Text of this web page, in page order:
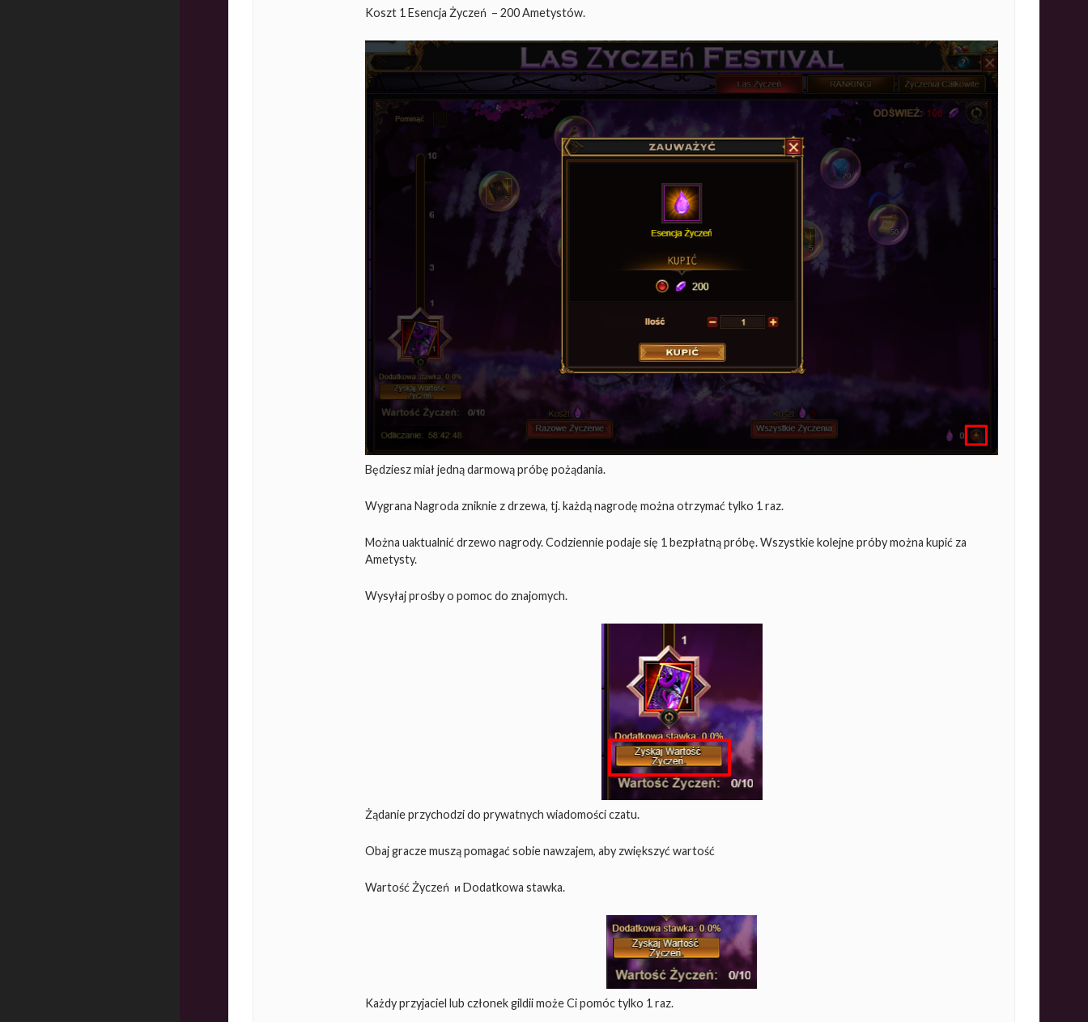
Koszt 1 Esencja Życzeń – 200 Ametystów.
Będziesz miał jedną darmową próbę pożądania.
Wygrana Nagroda zniknie z drzewa, tj. każdą nagrodę można otrzymać tylko 1 raz.
Można uaktualnić drzewo nagrody. Codziennie podaje się 1 bezpłatną próbę. Wszystkie kolejne próby można kupić za
Ametysty.
Wysyłaj prośby o pomoc do znajomych.
Żądanie przychodzi do prywatnych wiadomości czatu.
Obaj gracze muszą pomagać sobie nawzajem, aby zwiększyć wartość
Wartość Życzeń и Dodatkowa stawka.
Każdy przyjaciel lub członek gildii może Ci pomóc tylko 1 raz.